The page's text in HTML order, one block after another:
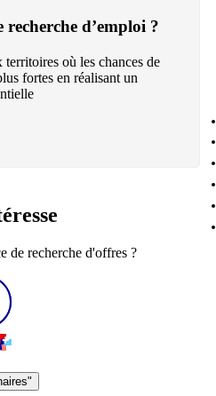
d’emploi ?
où les chances de
fortes en réalisant un
de recherche d'offres ?